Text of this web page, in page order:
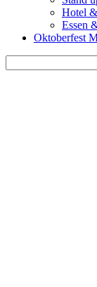
Hotel
Essen
Oktoberfest